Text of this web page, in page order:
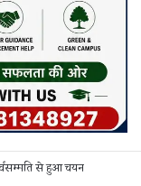
से हुआ चयन